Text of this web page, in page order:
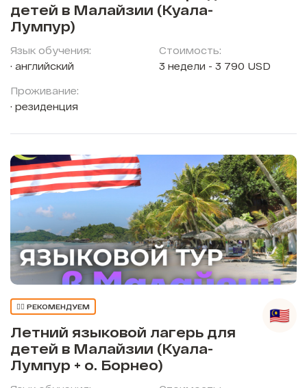
детей в Малайзии (Куала-
Лумпур)
Язык обучения:
английский
Проживание:
резиденция
Стоимость:
3 недели - 3 790 USD
👍🏼 РЕКОМЕНДУЕМ
Летний языковой лагерь для
детей в Малайзии (Куала-
Лумпур + о. Борнео)